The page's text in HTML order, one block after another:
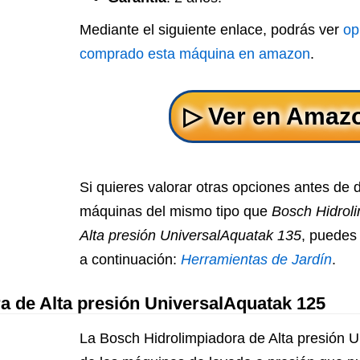
Mediante el siguiente enlace, podrás ver
comprado esta máquina en amazon.
Si quieres valorar otras opciones antes de
máquinas del mismo tipo que Bosch
Alta presión UniversalAquatak 135,
a continuación: Herramientas de Jardín.
de Alta presión UniversalAquatak 125
La Bosch Hidrolimpiadora de Alta presión